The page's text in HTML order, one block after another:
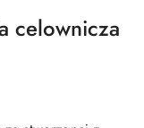
celownicza